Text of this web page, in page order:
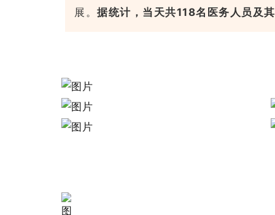
展。 据统计，当天共118名医务人员及